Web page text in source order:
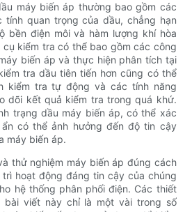
máy biến áp thường bao gồm các
quan trọng của dầu, chẳng hạn
bền điện môi và hàm lượng khí hòa
kiểm tra có thể bao gồm các công
biến áp và thực hiện phân tích tại
tra dầu tiên tiến hơn cũng có thể
kiểm tra tự động và các tính năng
dõi kết quả kiểm tra trong quá khứ.
trạng dầu máy biến áp, có thể xác
có thể ảnh hưởng đến độ tin cậy
máy biến áp.
thử nghiệm máy biến áp đúng cách
hoạt động đáng tin cậy của chúng
hệ thống phân phối điện. Các thiết
viết này chỉ là một vài trong số